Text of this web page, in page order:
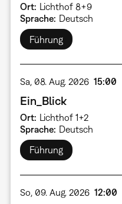
Ort Lichthof 8+9
Sprache Deutsch
Führung
Sa, 08. Aug. 2026 15:00
Ein_Blick
Ort Lichthof 1+2
Sprache Deutsch
Führung
So, 09. Aug. 2026 12:00